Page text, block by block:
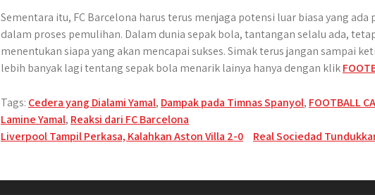
Sementara itu, FC Barcelona harus terus menjaga potensi luar biasa yang ada
dalam proses pemulihan. Dalam dunia sepak bola, tantangan selalu ada,
menentukan siapa yang akan mencapai sukses. Simak terus jangan sampai
lebih banyak lagi tentang sepak bola menarik lainya hanya dengan klik
Tags: Cedera yang Dialami Yamal, Dampak pada Timnas Spanyol, FOOTBALL
Lamine Yamal, Reaksi dari FC Barcelona
Post
Liverpool Tampil Perkasa, Kalahkan Aston Villa 2-0 Real Sociedad